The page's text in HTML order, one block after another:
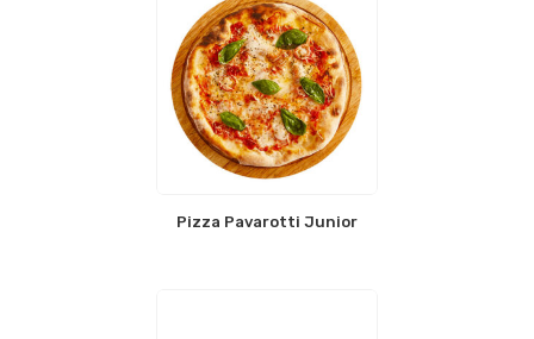
Pizza Pavarotti Junior